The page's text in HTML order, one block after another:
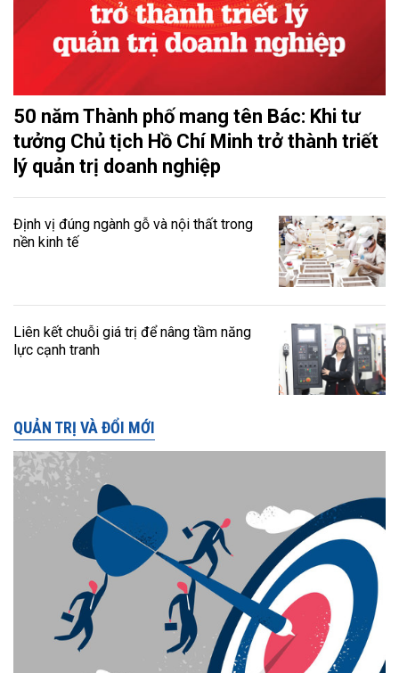
50 năm Thành phố mang tên Bác: Khi tư
tưởng Chủ tịch Hồ Chí Minh trở thành triết
lý quản trị doanh nghiệp
Định vị đúng ngành gỗ và nội thất trong
nền kinh tế
Liên kết chuỗi giá trị để nâng tầm năng
lực cạnh tranh
QUẢN TRỊ VÀ ĐỔI MỚI